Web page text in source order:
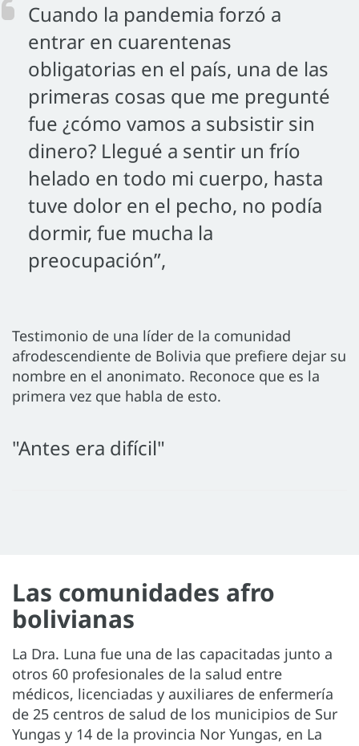
Cuando la pandemia forzó a
entrar en cuarentenas
obligatorias en el país, una de las
primeras cosas que me pregunté
fue ¿cómo vamos a subsistir sin
dinero? Llegué a sentir un frío
helado en todo mi cuerpo, hasta
tuve dolor en el pecho, no podía
dormir, fue mucha la
preocupación”,
Testimonio de una líder de la comunidad
afrodescendiente de Bolivia que prefiere dejar su
nombre en el anonimato. Reconoce que es la
primera vez que habla de esto.
"Antes era difícil"
Las comunidades afro
bolivianas
La Dra. Luna fue una de las capacitadas junto a
otros 60 profesionales de la salud entre
médicos, licenciadas y auxiliares de enfermería
de 25 centros de salud de los municipios de Sur
Yungas y 14 de la provincia Nor Yungas, en La